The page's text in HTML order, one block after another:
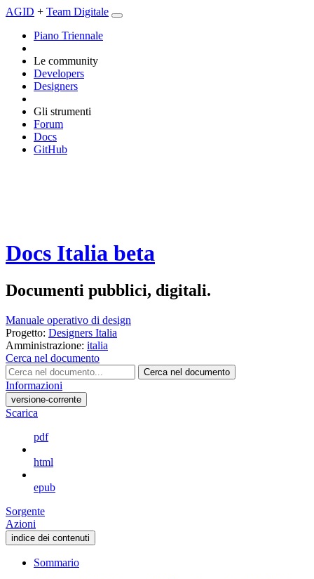
AGID + Team Digitale
Piano Triennale
Le community
Developers
Designers
Gli strumenti
Forum
Docs
GitHub
Docs Italia beta
Documenti pubblici, digitali.
Manuale operativo di design
Progetto: Designers Italia
Amministrazione: italia
Cerca nel documento
Cerca nel documento
Informazioni
versione-corrente
Scarica
pdf
html
epub
Sorgente
Azioni
indice dei contenuti
Sommario